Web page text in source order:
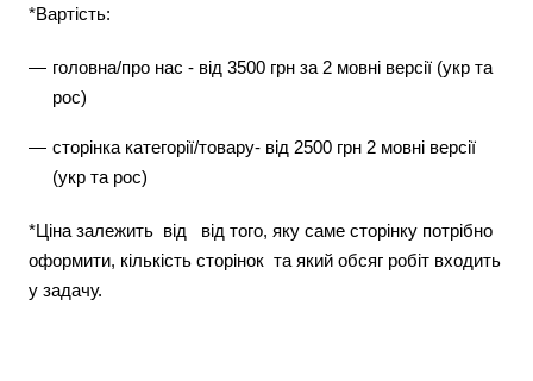
*Вартість:
головна/про нас - від 3500 грн за 2 мовні версії (укр та
рос)
сторінка категорії/товару- від 2500 грн 2 мовні версії
(укр та рос)
*Ціна залежить від від того, яку саме сторінку потрібно
оформити, кількість сторінок та який обсяг робіт входить
у задачу.